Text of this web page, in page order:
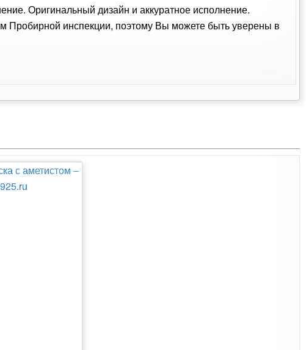
Оригинальный дизайн и аккуратное исполнение.
Пробирной инспекции, поэтому Вы можете быть уверены в